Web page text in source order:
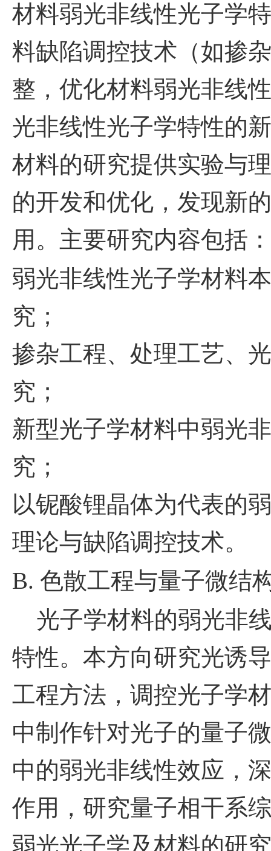
材料弱光非线性光子学
料缺陷调控技术（如掺
整，优化材料弱光非线
光非线性光子学特性的
材料的研究提供实验与
的开发和优化，发现新
用。主要研究内容包括：
弱光非线性光子学材料
究；
掺杂工程、处理工艺、
究；
新型光子学材料中弱光
究；
以铌酸锂晶体为代表的
理论与缺陷调控技术。
B. 色散工程与量子微结
光子学材料的弱光非
特性。本方向研究光诱
工程方法，调控光子学
中制作针对光子的量子
中的弱光非线性效应，
作用，研究量子相干系
弱光光子学及材料的研